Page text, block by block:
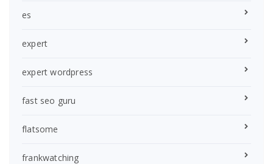
es
expert
expert wordpress
fast seo guru
flatsome
frankwatching